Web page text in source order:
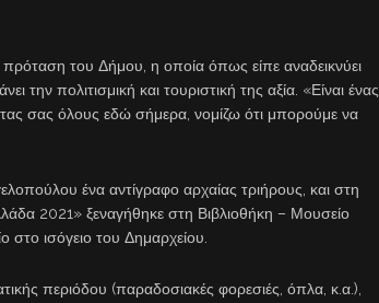
του Δήμου, η οποία όπως είπε αναδεικνύει
την πολιτισμική και τουριστική της αξία. «Είναι ένας
σας όλους εδώ σήμερα, νομίζω ότι μπορούμε να
ένα αντίγραφο αρχαίας τριήρους, και στη
2021» ξεναγήθηκε στη Βιβλιοθήκη – Μουσείο
στο ισόγειο του Δημαρχείου.
περιόδου (παραδοσιακές φορεσιές, όπλα, κ.α.),